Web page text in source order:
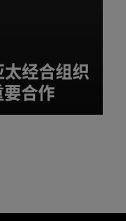
经合组织
合作